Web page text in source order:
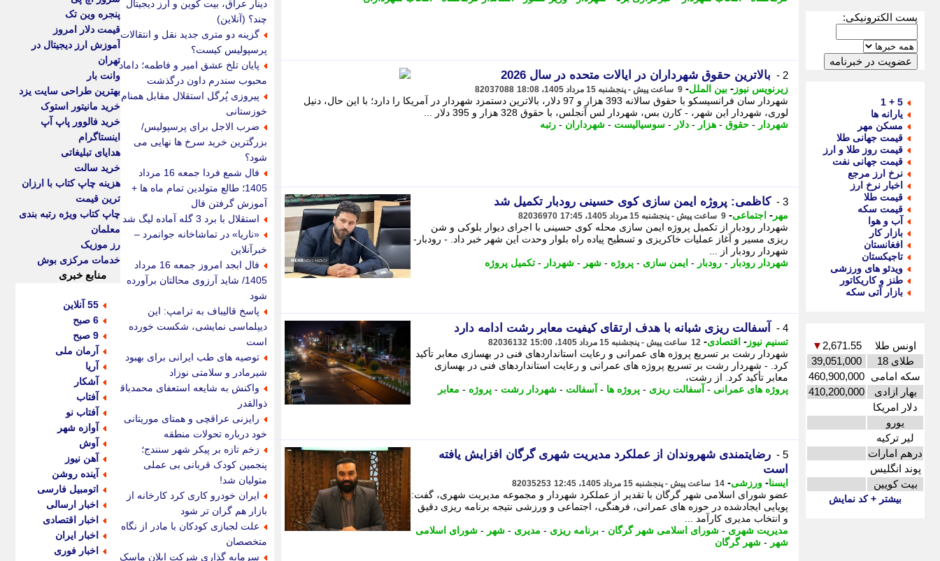
پست الکترونیکی:
5 + 1
یارانه ها
مسکن مهر
قیمت جهانی طلا
قیمت روز طلا و ارز
قیمت جهانی نفت
نرخ ارز مرجع
اخبار نرخ ارز
قیمت طلا
قیمت سکه
آب و هوا
بازار کار
افغانستان
تاجیکستان
ویدئو های ورزشی
طنز و کاریکاتور
بازار آتی سکه
اونس طلا 2,671.55
▼
طلای 18
39,051,000
سکه امامی 460,900,000
بهار ازادی
410,200,000
دلار امریکا
یورو
لیر ترکیه
درهم امارات
پوند انگلیس
بیت کویین
بیشتر + کد نمایش
2 - بالاترین حقوق شهرداران در ایالات متحده در سال 2026
زیرنویس نیوز - بین الملل- 9 ساعت پیش - پنجشنبه 15 مرداد 1405، 18:08 82037088
شهردار سان فرانسیسکو با حقوق سالانه 393 هزار و 97 دلار، بالاترین دستمزد شهردار در آمریکا را دارد؛ با این حال، دنیل
لوری، شهردار این شهر، - کارن بس، شهردار لس آنجلس، با حقوق 328 هزار و 395 دلار ...
شهردار - حقوق - هزار - دلار - سوسیالیست - شهرداران - رتبه
3 - کاظمی: پروژه ایمن سازی کوی حسینی رودبار تکمیل شد
مهر - اجتماعی- 9 ساعت پیش - پنجشنبه 15 مرداد 1405، 17:45 82036970
شهردار رودبار از تکمیل پروژه ایمن سازی محله کوی حسینی با اجرای دیوار بلوکی و شن
ریزی مسیر و آغاز عملیات خاکریزی و تسطیح پیاده راه بلوار وحدت این شهر خبر داد. - رودبار-
شهردار رودبار از ...
شهردار رودبار - رودبار - ایمن سازی - پروژه - شهر - شهردار - تکمیل پروژه
4 - آسفالت ریزی شبانه با هدف ارتقای کیفیت معابر رشت ادامه دارد
تسنیم نیوز - اقتصادی- 12 ساعت پیش - پنجشنبه 15 مرداد 1405، 15:00 82036132
شهردار رشت بر تسریع پروژه های عمرانی و رعایت استانداردهای فنی در بهسازی معابر تأکید
کرد. - شهردار رشت بر تسریع پروژه های عمرانی و رعایت استانداردهای فنی در بهسازی
معابر تأکید کرد. از رشت،
پروژه های عمرانی - آسفالت ریزی - پروژه ها - آسفالت - شهردار رشت - پروژه - معابر
5 -
رضایتمندی شهروندان از عملکرد مدیریت شهری گرگان افزایش یافته
است
ایسنا- ورزشی- 14 ساعت پیش - پنجشنبه 15 مرداد 1405، 12:45 82035253
عضو شورای اسلامی شهر گرگان با تقدیر از عملکرد شهردار و مجموعه مدیریت شهری، گفت:
پویایی ایجادشده در حوزه های عمرانی، فرهنگی، اجتماعی و ورزشی نتیجه برنامه ریزی دقیق
و انتخاب مدیری کارآمد ...
مدیریت شهری - شورای اسلامی شهر گرگان - برنامه ریزی - مدیری - شهر - شورای اسلامی
شهر - شهر گرگان
دینار عراق، بیت کوین و ارز دیجیتال
چند؟ (آنلاین)
گزینه دو متری جدید نقل و انتقالات
پرسپولیس کیست؟
پایان تلخ عشق امیر و فاطمه؛ داماد
محبوب سندرم داون درگذشت
پیروزی پُرگل استقلال مقابل همنام
خوزستانی
ضرب الاجل برای پرسپولیس/
بزرگترین خرید سرخ ها نهایی می
شود؟
فال شمع فردا جمعه 16 مرداد
1405؛ طالع متولدین تمام ماه ها +
آموزش گرفتن فال
استقلال با برد 3 گله آماده لیگ شد
«ناریا» در تماشاخانه جوانمرد –
خبرآنلاین
فال ابجد امروز جمعه 16 مرداد
1405/ شاید آرزوی محالتان برآورده
شود
پاسخ قالیباف به ترامپ: این
دیپلماسی نمایشی، شکست خورده
است
توصیه های طب ایرانی برای بهبود
شیرمادر و سلامتی نوزاد
واکنش به شایعه استعفای محمدباقر
ذوالقدر
رایزنی عراقچی و همتای موریتانی
خود درباره تحولات منطقه
زخم تازه بر پیکر شهر سنندج؛
پنجمین کودک قربانی بی عملی
متولیان شد!
ایران خودرو کاری کرد کارخانه از
بازار هم گران تر شود
علت لجبازی کودکان با مادر از نگاه
متخصصان
سرمایه گذاری شرکت ایلان ماسک
پنجره وین تک
قیمت دلار امروز
آموزش ارز دیجیتال در
تهران
وانت بار
بهترین طراحی سایت یزد
خرید مانیتور استوک
خرید فالوور پاپ آپ
اینستاگرام
هدایای تبلیغاتی
خرید سالت
هزینه چاپ کتاب با ارزان
ترین قیمت
چاپ کتاب ویژه رتبه بندی
معلمان
رز موزیک
خدمات مرکزی بوش
منابع خبری
55 آنلاین
6 صبح
9 صبح
آرمان ملی
آریا
آشکار
آفتاب
آفتاب نو
آوازه شهر
آوش
آهن نیوز
آینده روشن
اتومبیل فارسی
اخبار ارسالی
اخبار اقتصادی
اخبار ایران
اخبار فوری